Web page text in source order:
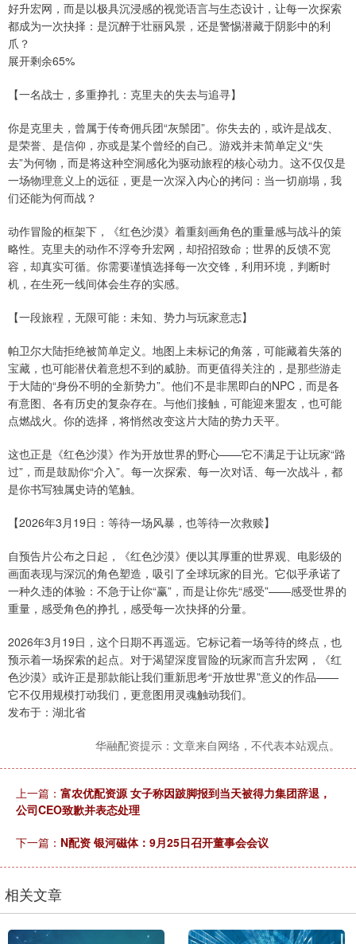
好升宏网，而是以极具沉浸感的视觉语言与生态设计，让每一次探索
都成为一次抉择：是沉醉于壮丽风景，还是警惕潜藏于阴影中的利
爪？
展开剩余65%
【一名战士，多重挣扎：克里夫的失去与追寻】
你是克里夫，曾属于传奇佣兵团“灰鬃团”。你失去的，或许是战友、
是荣誉、是信仰，亦或是某个曾经的自己。游戏并未简单定义“失
去”为何物，而是将这种空洞感化为驱动旅程的核心动力。这不仅仅是
一场物理意义上的远征，更是一次深入内心的拷问：当一切崩塌，我
们还能为何而战？
动作冒险的框架下，《红色沙漠》着重刻画角色的重量感与战斗的策
略性。克里夫的动作不浮夸升宏网，却招招致命；世界的反馈不宽
容，却真实可循。你需要谨慎选择每一次交锋，利用环境，判断时
机，在生死一线间体会生存的实感。
【一段旅程，无限可能：未知、势力与玩家意志】
帕卫尔大陆拒绝被简单定义。地图上未标记的角落，可能藏着失落的
宝藏，也可能潜伏着意想不到的威胁。而更值得关注的，是那些游走
于大陆的“身份不明的全新势力”。他们不是非黑即白的NPC，而是各
有意图、各有历史的复杂存在。与他们接触，可能迎来盟友，也可能
点燃战火。你的选择，将悄然改变这片大陆的势力天平。
这也正是《红色沙漠》作为开放世界的野心——它不满足于让玩家“路
过”，而是鼓励你“介入”。每一次探索、每一次对话、每一次战斗，都
是你书写独属史诗的笔触。
【2026年3月19日：等待一场风暴，也等待一次救赎】
自预告片公布之日起，《红色沙漠》便以其厚重的世界观、电影级的
画面表现与深沉的角色塑造，吸引了全球玩家的目光。它似乎承诺了
一种久违的体验：不急于让你“赢”，而是让你先“感受”——感受世界的
重量，感受角色的挣扎，感受每一次抉择的分量。
2026年3月19日，这个日期不再遥远。它标记着一场等待的终点，也
预示着一场探索的起点。对于渴望深度冒险的玩家而言升宏网，《红
色沙漠》或许正是那款能让我们重新思考“开放世界”意义的作品——
它不仅用规模打动我们，更意图用灵魂触动我们。
发布于：湖北省
华融配资提示：文章来自网络，不代表本站观点。
上一篇： 富农优配资源 女子称因跛脚报到当天被得力集团辞退，
公司CEO致歉并表态处理
下一篇： N配资 银河磁体：9月25日召开董事会会议
相关文章